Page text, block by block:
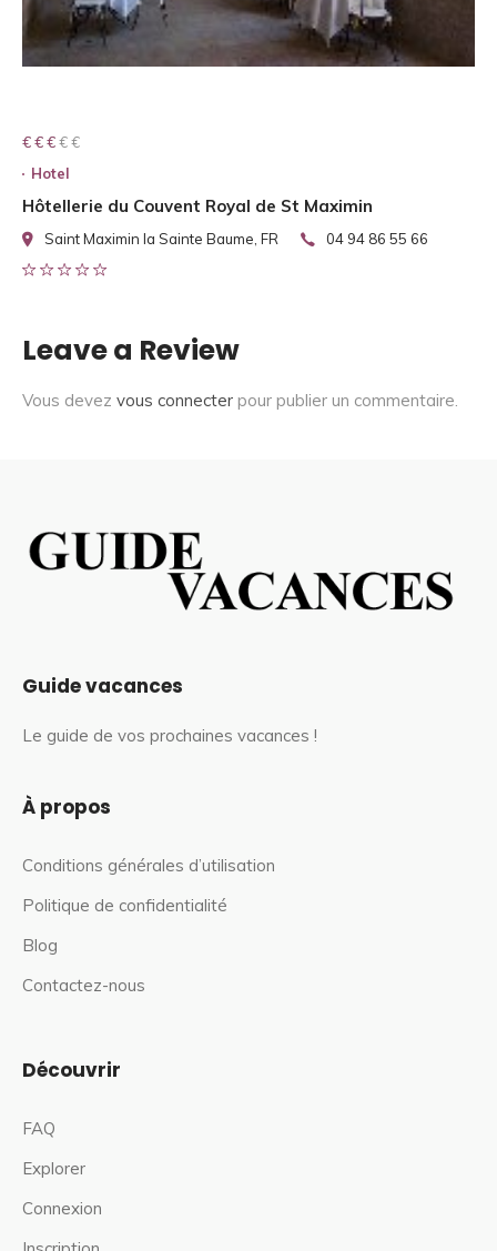
€ € € € €
€ € €
Hotel
Hôtellerie du Couvent Royal de St Maximin
Saint Maximin la Sainte Baume, FR 04 94 86 55 66
Leave a Review
Vous devez vous connecter pour publier un commentaire.
Guide vacances
Le guide de vos prochaines vacances !
À propos
Conditions générales d’utilisation
Politique de confidentialité
Blog
Contactez-nous
Découvrir
FAQ
Explorer
Connexion